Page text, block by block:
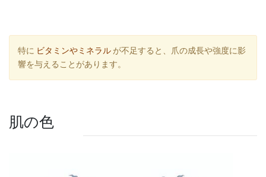
特に ビタミンやミネラル が不足すると、爪の成長や強度に影
響を与えることがあります。
肌の色